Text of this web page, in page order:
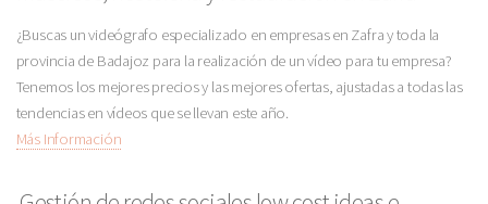
¿Buscas un videógrafo especializado en empresas en Zafra y toda la
provincia de Badajoz para la realización de un vídeo para tu empresa?
Tenemos los mejores precios y las mejores ofertas, ajustadas a todas las
tendencias en vídeos que se llevan este año.
Más Información